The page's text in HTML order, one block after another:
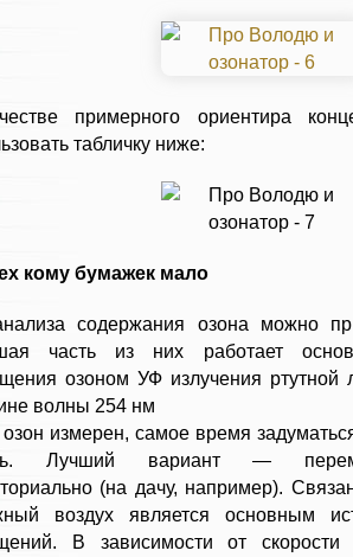
примерного ориентира
табличку ниже:
кому бумажек мало
содержания озона можно
часть из них работает
озоном УФ излучения ртутной
волны 254 нм
озон измерен, самое время
Лучший вариант —
(на дачу, например).
воздух является основным
В зависимости от скорости